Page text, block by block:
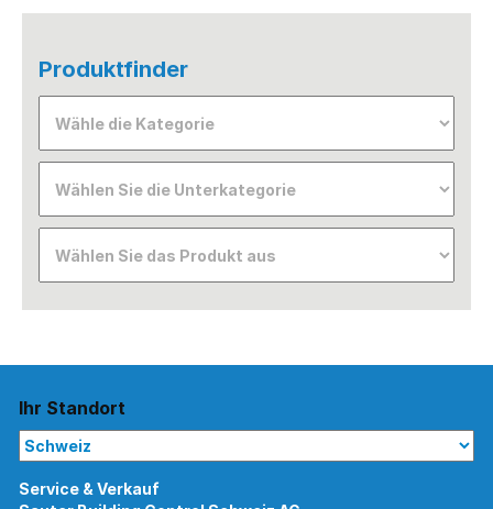
Produktfinder
Ihr Standort
Service & Verkauf